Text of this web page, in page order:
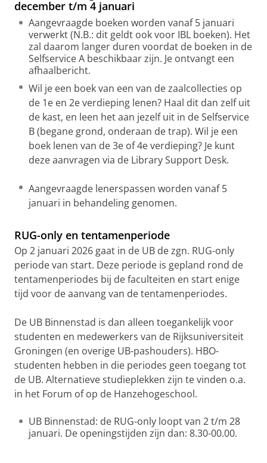
december t/m 4 januari
Aangevraagde boeken worden vanaf 5 januari
verwerkt (N.B.: dit geldt ook voor IBL boeken). Het
zal daarom langer duren voordat de boeken in de
Selfservice A beschikbaar zijn. Je ontvangt een
afhaalbericht.
Wil je een boek van een van de zaalcollecties op
de 1e en 2e verdieping lenen? Haal dit dan zelf uit
de kast, en leen het aan jezelf uit in de Selfservice
B (begane grond, onderaan de trap). Wil je een
boek lenen van de 3e of 4e verdieping? Je kunt
deze aanvragen via de Library Support Desk.
Aangevraagde lenerspassen worden vanaf 5
januari in behandeling genomen.
RUG-only en tentamenperiode
Op 2 januari 2026 gaat in de UB de zgn. RUG-only
periode van start. Deze periode is gepland rond de
tentamenperiodes bij de faculteiten en start enige
tijd voor de aanvang van de tentamenperiodes.
De UB Binnenstad is dan alleen toegankelijk voor
studenten en medewerkers van de Rijksuniversiteit
Groningen (en overige UB-pashouders). HBO-
studenten hebben in die periodes geen toegang tot
de UB. Alternatieve studieplekken zijn te vinden o.a.
in het Forum of op de Hanzehogeschool.
UB Binnenstad: de RUG-only loopt van 2 t/m 28
januari. De openingstijden zijn dan: 8.30-00.00.